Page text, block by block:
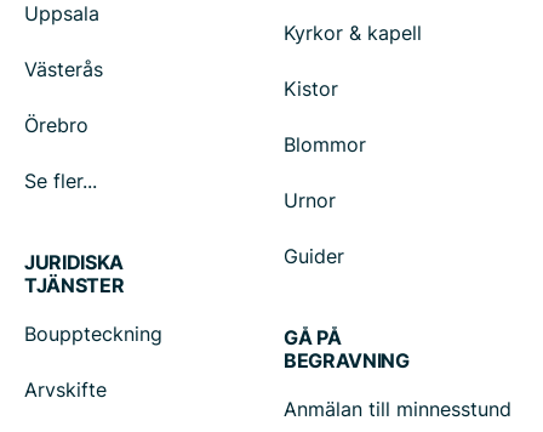
Uppsala
Västerås
Örebro
Se fler...
Kyrkor & kapell
Kistor
Blommor
Urnor
Guider
JURIDISKA
TJÄNSTER
Bouppteckning
Arvskifte
GÅ PÅ
BEGRAVNING
Anmälan till minnesstund